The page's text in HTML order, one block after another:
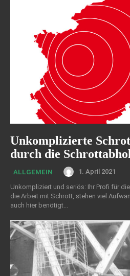
Unkomplizierte
durch die
ALLGEMEIN
1. April 2021
Unkompliziert und seriös: Ihr Profi für
die Arbeit mit Schrott, stehen viel
auch hier benötigt...